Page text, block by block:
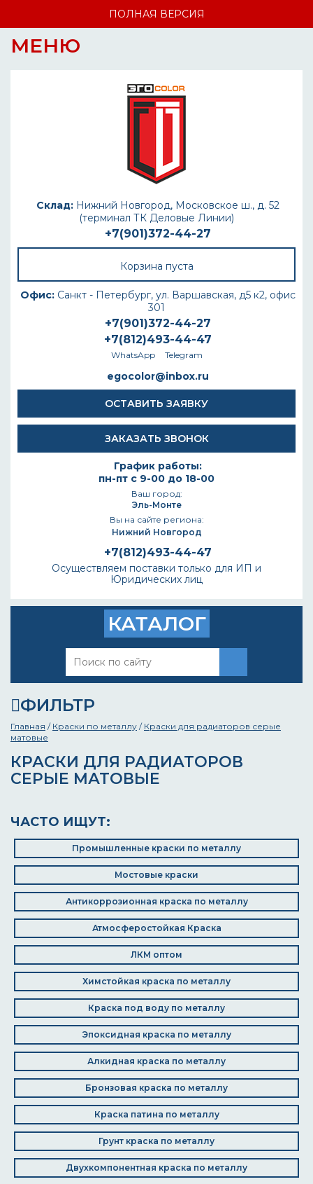
ПОЛНАЯ ВЕРСИЯ
МЕНЮ
Склад: Нижний Новгород, Московское ш., д. 52
(терминал ТК Деловые Линии)
+7(901)372-44-27
Корзина пуста
Офис: Санкт - Петербург, ул. Варшавская, д5 к2, офис
301
+7(901)372-44-27
+7(812)493-44-47
WhatsApp Telegram
egocolor@inbox.ru
ОСТАВИТЬ ЗАЯВКУ
ЗАКАЗАТЬ ЗВОНОК
График работы:
пн-пт с 9-00 до 18-00
Ваш город:
Эль-Монте
Вы на сайте региона:
Нижний Новгород
+7(812)493-44-47
Осуществляем поставки только для ИП и
Юридических лиц
КАТАЛОГ
ФИЛЬТР
Главная / Краски по металлу / Краски для радиаторов серые
матовые
КРАСКИ ДЛЯ РАДИАТОРОВ
СЕРЫЕ МАТОВЫЕ
ЧАСТО ИЩУТ:
Промышленные краски по металлу
Мостовые краски
Антикоррозионная краска по металлу
Атмосферостойкая Краска
ЛКМ оптом
Химстойкая краска по металлу
Краска под воду по металлу
Эпоксидная краска по металлу
Алкидная краска по металлу
Бронзовая краска по металлу
Краска патина по металлу
Грунт краска по металлу
Двухкомпонентная краска по металлу